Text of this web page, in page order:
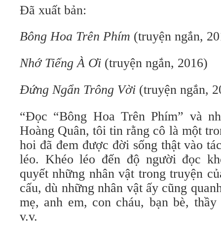
Đã xuất bản:
Bông Hoa Trên Phím (truyện ngắn,
Nhớ Tiếng À Ơi (truyện ngắn, 2016)
Đứng Ngẩn Trông Vời (truyện ngắn,
“Đọc “Bông Hoa Trên Phím” và
Hoàng Quân, tôi tin rằng cô là một
hoi đã đem được đời sống thật vào
léo. Khéo léo đến độ người đọc
quyết những nhân vật trong truyện
cấu, dù những nhân vật ấy cũng
mẹ, anh em, con cháu, bạn bè,
v.v.